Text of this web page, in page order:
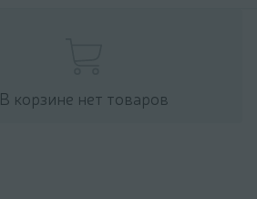
В корзине нет товаров